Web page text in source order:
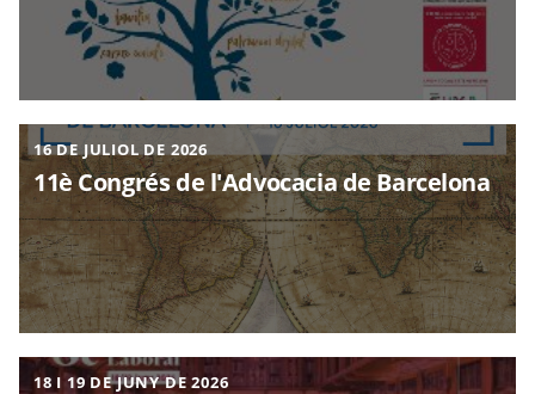
16 DE JULIOL DE 2026
11è Congrés de l'Advocacia de Barcelona
18 I 19 DE JUNY DE 2026